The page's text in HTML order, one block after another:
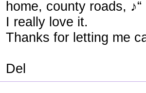
home, county roads, ♪“
I really love it.
Thanks for letting me
Del